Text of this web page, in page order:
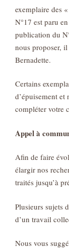
exemplaire des
N°17 est paru
publication du
nous proposer, il
Bernadette.
Certains
d’épuisement et
compléter votre
Appel à
Afin de faire
élargir nos
traités jusqu’à
Plusieurs sujets
d’un travail
Nous vous